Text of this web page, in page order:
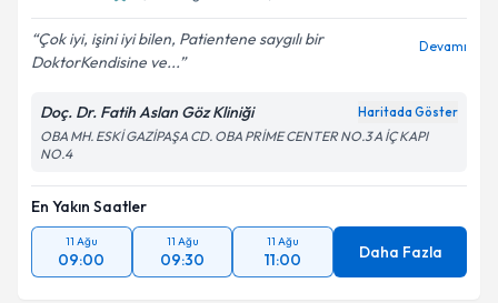
Çok iyi, işini iyi bilen, Patientene saygılı bir
DoktorKendisine ve...
Devamı
Doç. Dr. Fatih Aslan Göz Kliniği Haritada Göster
OBA MH. ESKİ GAZİPAŞA CD. OBA PRİME CENTER NO.3 A İÇ KAPI
NO.4
En Yakın Saatler
11 Ağu
09:00
11 Ağu
09:30
11 Ağu
11:00 Daha Fazla